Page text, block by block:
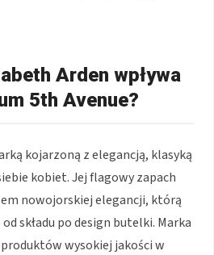
Arden wpływa
5th Avenue?
kojarzoną z elegancją, klasyką
kobiet. Jej flagowy zapach
nowojorskiej elegancji, którą
składu po design butelki. Marka
wysokiej jakości w